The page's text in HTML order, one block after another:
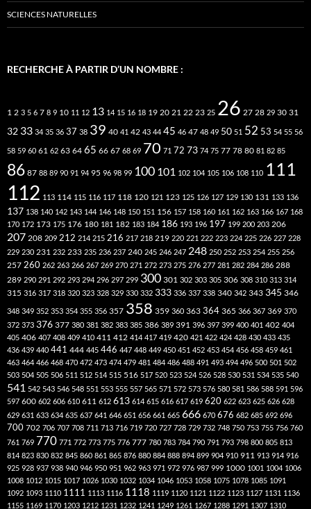
SCIENCES NATURELLES
RECHERCHE À PARTIR D’UN NOMBRE :
1 2 3 5 6 7 8 9 10 11 12 13 14 15 16 18 19 20 21 22 23 25 26 27 28 29 30 31
32 33 34 35 36 37 38 39 40 41 42 43 44 45 46 47 48 49 50 51 52 53 54 55 56
58 59 60 61 62 63 64 65 66 67 68 69 70 71 72 73 74 75 77 78 80 81 82 85
86 87 88 89 90 91 94 95 96 98 99 100 101 102 104 105 106 108 110 111
112 113 114 115 116 117 118 120 121 123 125 126 127 129 130 131 133 136
137 138 140 142 143 144 146 148 150 151 156 157 158 160 161 162 163 166 167 168
170 172 173 175 176 180 181 182 183 184 186 193 196 197 199 200 203 206
207 208 209 212 214 215 216 217 218 219 220 221 222 223 224 225 226 227 228
229 230 231 232 233 235 236 237 240 245 246 247 248 250 252 253 254 255 256
257 260 262 263 266 267 269 270 271 272 273 275 276 277 281 282 284 286 288
289 290 291 292 293 294 296 297 299 300 301 302 303 305 306 308 310 313 314
315 316 317 318 320 323 328 329 330 332 333 336 337 338 340 342 343 345 346
348 349 352 353 354 355 356 357 358 359 360 363 364 365 366 367 369 370
372 373 376 377 380 381 382 383 385 386 389 391 396 397 399 400 401 402 404
405 406 407 408 409 410 411 412 414 417 419 420 421 422 424 428 430 433 435
436 439 440 441 444 445 446 447 448 449 450 451 452 453 454 456 458 459 461
463 464 466 468 470 472 473 474 479 481 484 486 488 491 493 494 496 500 501 502
503 504 505 506 511 512 514 515 516 517 520 523 524 526 528 530 531 534 535 540
541 542 543 546 548 551 553 555 557 565 571 572 573 576 580 581 586 588 591 596
597 600 602 606 610 611 612 613 614 615 616 617 619 620 622 623 625 626 628
629 631 633 634 635 637 641 646 651 656 661 665 666 670 676 682 685 692 696
700 702 706 707 708 711 713 716 719 720 727 728 729 732 748 750 753 755 756 760
761 769 770 771 772 773 775 776 777 780 783 784 790 791 793 798 800 805 813
814 823 830 832 845 860 861 865 876 880 884 888 894 899 904 910 911 913 914 916
925 928 937 938 940 946 950 951 962 963 971 972 976 987 999 1000 1001 1004 1006
1008 1012 1015 1017 1026 1030 1032 1034 1046 1053 1058 1075 1078 1085 1091
1092 1093 1110 1111 1113 1116 1118 1119 1120 1121 1122 1123 1127 1131 1136
1155 1169 1170 1203 1212 1231 1232 1241 1249 1261 1267 1288 1291 1307 1310